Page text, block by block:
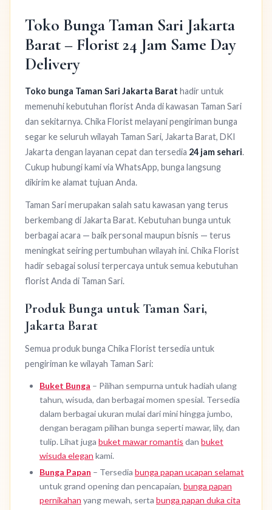
Toko Bunga Taman Sari Jakarta
Barat – Florist 24 Jam Same Day
Delivery
Toko bunga Taman Sari Jakarta Barat hadir untuk
memenuhi kebutuhan florist Anda di kawasan Taman Sari
dan sekitarnya. Chika Florist melayani pengiriman bunga
segar ke seluruh wilayah Taman Sari, Jakarta Barat, DKI
Jakarta dengan layanan cepat dan tersedia 24 jam sehari.
Cukup hubungi kami via WhatsApp, bunga langsung
dikirim ke alamat tujuan Anda.
Taman Sari merupakan salah satu kawasan yang terus
berkembang di Jakarta Barat. Kebutuhan bunga untuk
berbagai acara — baik personal maupun bisnis — terus
meningkat seiring pertumbuhan wilayah ini. Chika Florist
hadir sebagai solusi terpercaya untuk semua kebutuhan
florist Anda di Taman Sari.
Produk Bunga untuk Taman Sari,
Jakarta Barat
Semua produk bunga Chika Florist tersedia untuk
pengiriman ke wilayah Taman Sari:
Buket Bunga – Pilihan sempurna untuk hadiah ulang
tahun, wisuda, dan berbagai momen spesial. Tersedia
dalam berbagai ukuran mulai dari mini hingga jumbo,
dengan beragam pilihan bunga seperti mawar, lily, dan
tulip. Lihat juga buket mawar romantis dan buket
wisuda elegan kami.
Bunga Papan – Tersedia bunga papan ucapan selamat
untuk grand opening dan pencapaian, bunga papan
pernikahan yang mewah, serta bunga papan duka cita